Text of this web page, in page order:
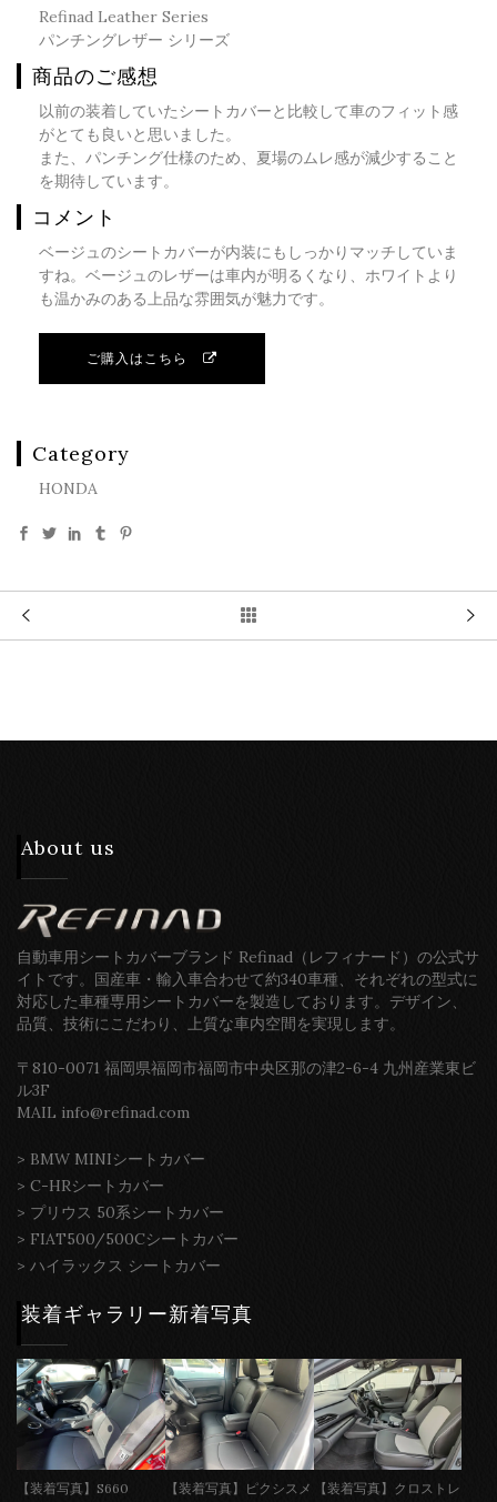
Refinad Leather Series
パンチングレザー シリーズ
商品のご感想
以前の装着していたシートカバーと比較して車のフィット感
がとても良いと思いました。
また、パンチング仕様のため、夏場のムレ感が減少すること
を期待しています。
コメント
ベージュのシートカバーが内装にもしっかりマッチしていま
すね。ベージュのレザーは車内が明るくなり、ホワイトより
も温かみのある上品な雰囲気が魅力です。
ご購入はこちら
Category
HONDA
About us
自動車用シートカバーブランド Refinad（レフィナード）の公式サ
イトです。国産車・輸入車合わせて約340車種、それぞれの型式に
対応した車種専用シートカバーを製造しております。デザイン、
品質、技術にこだわり、上質な車内空間を実現します。
〒810-0071 福岡県福岡市福岡市中央区那の津2-6-4 九州産業東ビ
ル3F
MAIL info@refinad.com
> BMW MINIシートカバー
> C-HRシートカバー
> プリウス 50系シートカバー
> FIAT500/500Cシートカバー
> ハイラックス シートカバー
装着ギャラリー新着写真
【装着写真】S660
【装着写真】ピクシスメ
【装着写真】クロストレ